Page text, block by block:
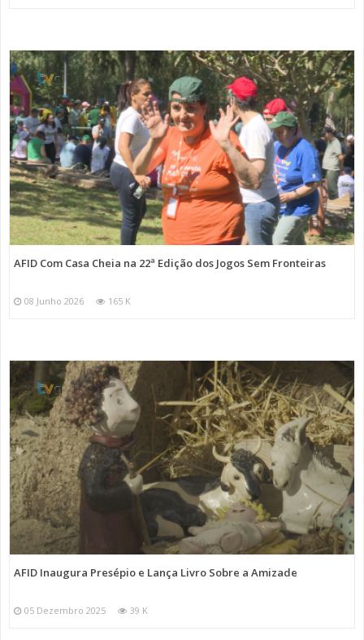
AFID Com Casa Cheia na 22ª Edição dos Jogos Sem Fronteiras
08 Junho 2026 165 K
AFID Inaugura Presépio e Lança Livro Sobre a Amizade
05 Dezembro 2025 39 K